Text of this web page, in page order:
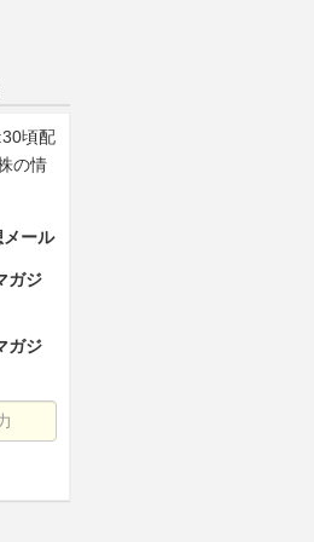
頃配
の情
メール
ガジ
ガジ